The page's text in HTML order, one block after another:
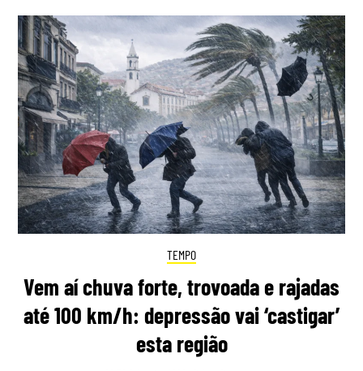
TEMPO
Vem aí chuva forte, trovoada e rajadas
até 100 km/h: depressão vai ‘castigar’
esta região